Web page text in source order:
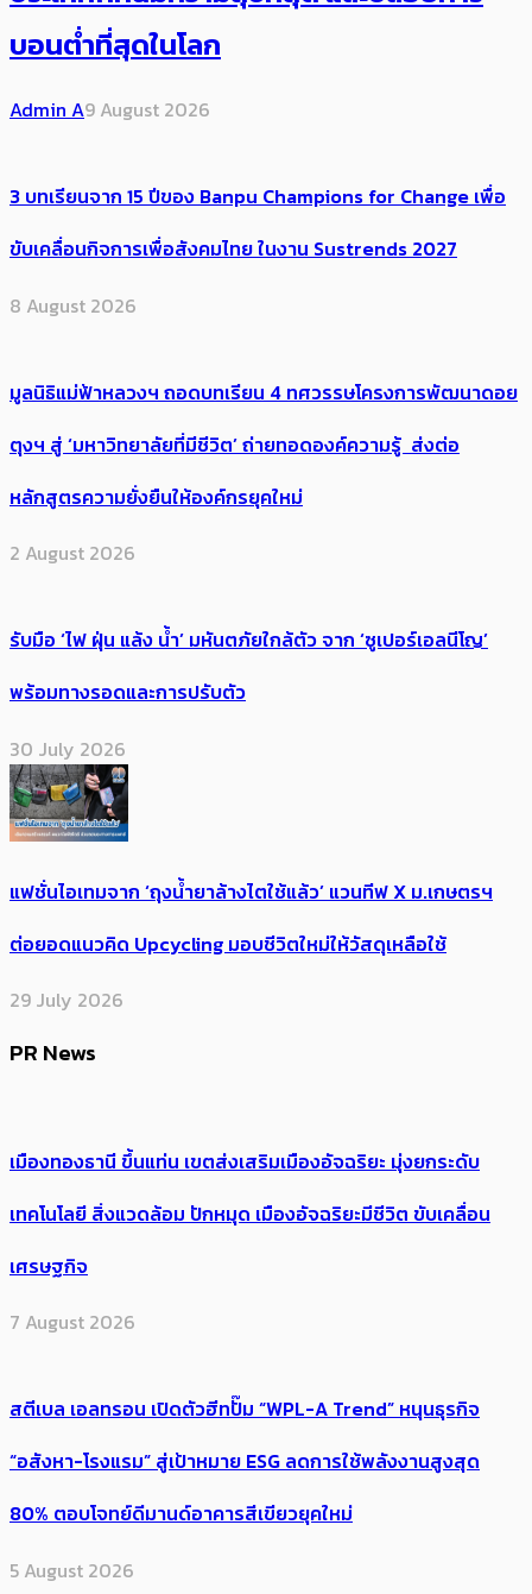
บอนต่ำที่สุดในโลก
Admin A9 August 2026
3 บทเรียนจาก 15 ปีของ Banpu Champions for Change เพื่อ
ขับเคลื่อนกิจการเพื่อสังคมไทย ในงาน Sustrends 2027
8 August 2026
มูลนิธิแม่ฟ้าหลวงฯ ถอดบทเรียน 4 ทศวรรษโครงการพัฒนาดอย
ตุงฯ สู่ ‘มหาวิทยาลัยที่มีชีวิต’ ถ่ายทอดองค์ความรู้ ส่งต่อ
หลักสูตรความยั่งยืนให้องค์กรยุคใหม่
2 August 2026
รับมือ ‘ไฟ ฝุ่น แล้ง น้ำ’ มหันตภัยใกล้ตัว จาก ‘ซูเปอร์เอลนีโญ’
พร้อมทางรอดและการปรับตัว
30 July 2026
แฟชั่นไอเทมจาก ‘ถุงน้ำยาล้างไตใช้แล้ว’ แวนทีฟ X ม.เกษตรฯ
ต่อยอดแนวคิด Upcycling มอบชีวิตใหม่ให้วัสดุเหลือใช้
29 July 2026
PR News
เมืองทองธานี ขึ้นแท่น เขตส่งเสริมเมืองอัจฉริยะ มุ่งยกระดับ
เทคโนโลยี สิ่งแวดล้อม ปักหมุด เมืองอัจฉริยะมีชีวิต ขับเคลื่อน
เศรษฐกิจ
7 August 2026
สตีเบล เอลทรอน เปิดตัวฮีทปั๊ม “WPL-A Trend” หนุนธุรกิจ
“อสังหา-โรงแรม” สู่เป้าหมาย ESG ลดการใช้พลังงานสูงสุด
80% ตอบโจทย์ดีมานด์อาคารสีเขียวยุคใหม่
5 August 2026